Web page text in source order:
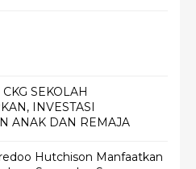
SEKOLAH
INVESTASI
ANAK DAN REMAJA
Hutchison Manfaatkan